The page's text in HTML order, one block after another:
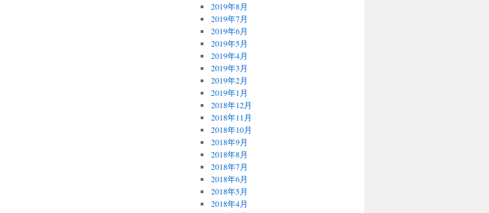
2019年8月
2019年7月
2019年6月
2019年5月
2019年4月
2019年3月
2019年2月
2019年1月
2018年12月
2018年11月
2018年10月
2018年9月
2018年8月
2018年7月
2018年6月
2018年5月
2018年4月